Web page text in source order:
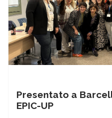
Presentato a
EPIC-UP